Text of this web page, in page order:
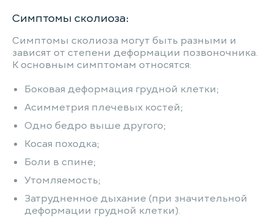
Симптомы сколиоза:
Симптомы сколиоза могут быть разными и
зависят от степени деформации позвоночника.
К основным симптомам относятся:
Боковая деформация грудной клетки;
Асимметрия плечевых костей;
Одно бедро выше другого;
Косая походка;
Боли в спине;
Утомляемость;
Затрудненное дыхание (при значительной
деформации грудной клетки).